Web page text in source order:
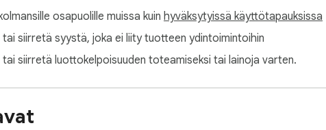
osapuolille muissa kuin hyväksytyissä käyttötapauksissa
siirretä syystä, joka ei liity tuotteen ydintoimintoihin
siirretä luottokelpoisuuden toteamiseksi tai lainoja varten.